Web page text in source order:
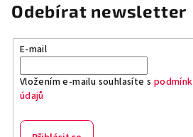
Odebírat newsletter
E-mail
Vložením e-mailu souhlasíte s
údajů